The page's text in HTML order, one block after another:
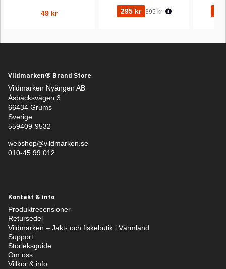
49 kr 295 kr Ordinarie pris:
395 kr
Vildmarken® Brand Store
Vildmarken Nyängen AB
Åsbäcksvägen 3
66434 Grums
Sverige
559409-9532
webshop@vildmarken.se
010-45 99 012
Kontakt & info
Produktrecensioner
Retursedel
Vildmarken – Jakt- och fiskebutik i Värmland
Support
Storleksguide
Om oss
Villkor & info